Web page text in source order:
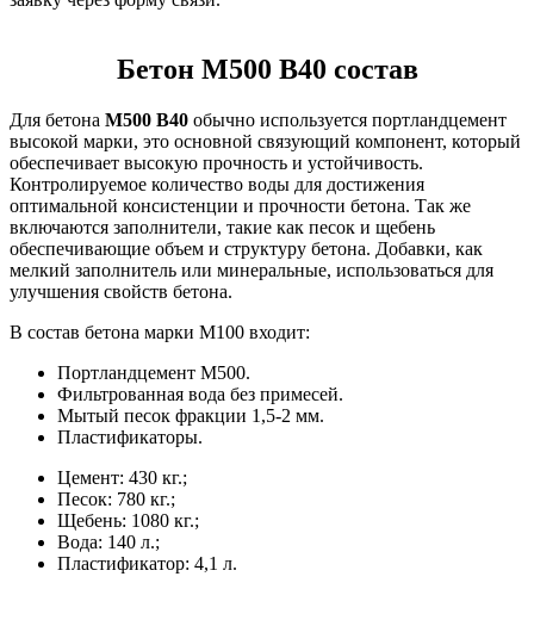
Бетон М500 В40 состав
Для бетона М500 В40 обычно используется портландцемент
высокой марки, это основной связующий компонент, который
обеспечивает высокую прочность и устойчивость.
Контролируемое количество воды для достижения
оптимальной консистенции и прочности бетона. Так же
включаются заполнители, такие как песок и щебень
обеспечивающие объем и структуру бетона. Добавки, как
мелкий заполнитель или минеральные, использоваться для
улучшения свойств бетона.
В состав бетона марки М100 входит:
Портландцемент М500.
Фильтрованная вода без примесей.
Мытый песок фракции 1,5-2 мм.
Пластификаторы.
Цемент: 430 кг.;
Песок: 780 кг.;
Щебень: 1080 кг.;
Вода: 140 л.;
Пластификатор: 4,1 л.